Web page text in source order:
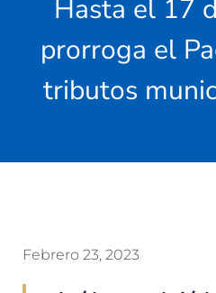
Hasta el 17
prorroga el
tributos
Febrero 23, 2023